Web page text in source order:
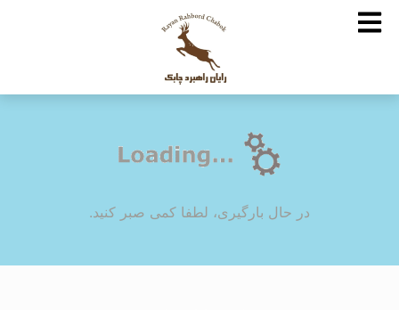
در حال بارگیری، لطفا کمی صبر کنید.